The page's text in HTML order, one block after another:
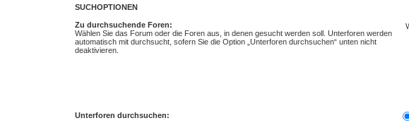
SUCHOPTIONEN
Zu durchsuchende Foren:
Wählen Sie das Forum oder die Foren aus, in denen gesucht werden soll. Unterforen werden
automatisch mit durchsucht, sofern Sie die Option „Unterforen durchsuchen“ unten nicht
deaktivieren.
Unterforen durchsuchen: